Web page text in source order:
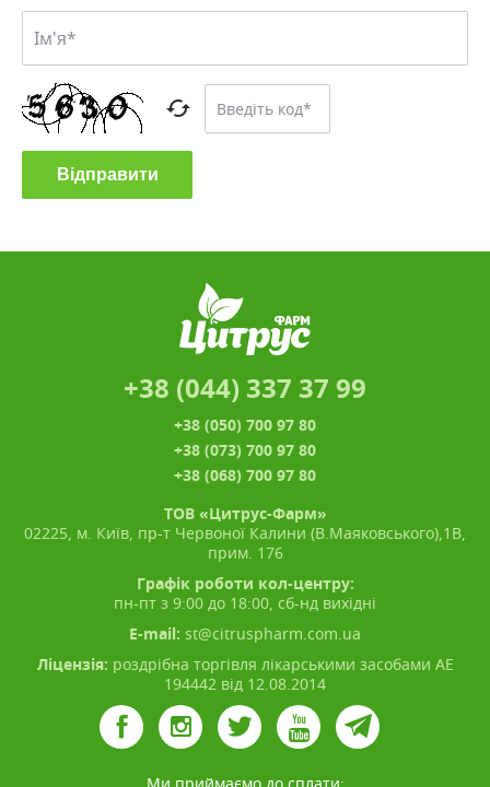
+38 (044) 337 37 99
+38 (050) 700 97 80
+38 (073) 700 97 80
+38 (068) 700 97 80
ТОВ «Цитрус-Фарм»
02225, м. Київ, пр-т Червоної Калини (В.Маяковського),1В,
прим. 176
Графік роботи кол-центру:
пн-пт з 9:00 до 18:00, сб-нд вихідні
E-mail: st@citruspharm.com.ua
Ліцензія: роздрібна торгівля лікарськими засобами АЕ
194442 від 12.08.2014